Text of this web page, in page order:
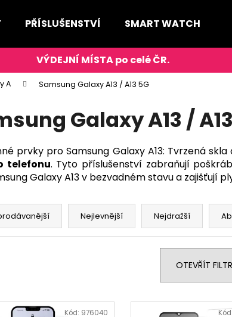
PŘÍSLUŠENSTVÍ SMART WATCH
A Samsung Galaxy A13 / A13 5G
Galaxy A13 /
prvky pro Samsung Galaxy A13: Tvrzená
telefonu. Tyto příslušenství zabraňují
Galaxy A13 v bezvadném stavu a zajišťují
Nejlevnější Nejdražší
OTEVŘÍT FILTR
Kód: 976040 Kód:
potřebujete najít?
HLEDAT
Doporučujeme